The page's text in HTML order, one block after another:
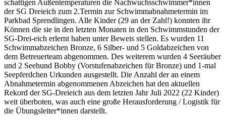
schattigen Außentemperaturen die Nachwuchsschwimmer*innen
der SG Dreieich zum 2.Termin zur Schwimmabnahmetermin im
Parkbad Sprendlingen. Alle Kinder (29 an der Zahl!) konnten ihr
Können die sie in den letzten Monaten in den Schwimmstunden der
SG-Drei-eich erlernt haben unter Beweis stellen. Es wurden 11
Schwimmabzeichen Bronze, 6 Silber- und 5 Goldabzeichen von
dem Betreuerteam abgenommen. Des weiterem wurden 4 Seeräuber
und 2 Seehund Bobby (Vorstufenabzeichen für Bronze) und 1-mal
Seepferdchen Urkunden ausgestellt. Die Anzahl der an einem
Abnahmetermin abgenommenen Abzeichen hat den aktuellen
Rekord der SG-Dreieich aus dem letzten Jahr Juli 2022 (22 Kinder)
weit überboten, was auch eine große Herausforderung / Logistik für
die Übungsleiter*innen darstellt.